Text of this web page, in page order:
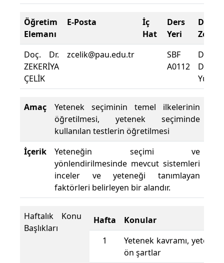
Öğretim
Elemanı
E-Posta
İç
Hat
Ders
Yeri
Doç. Dr.
ZEKERİYA
ÇELİK
zcelik@pau.edu.tr
SBF
A0112
Dersin
Devam
Amaç
Yetenek seçiminin temel ilkelerinin
öğretilmesi, yetenek seçiminde
kullanılan testlerin öğretilmesi
İçerik
Yeteneğin seçimi ve
yönlendirilmesinde mevcut sistemleri
inceler ve yeteneği tanımlayan
faktörleri belirleyen bir alandır.
Haftalık Konu
Başlıkları
Hafta
Konular
1
Yetenek kavramı,
ön şartlar